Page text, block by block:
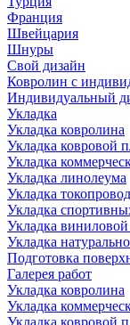
Франция
Швейцария
Шнуры
Свой дизайн
Ковролин с
Индивидуальный
Укладка
Укладка ковролина
Укладка ковровой
Укладка
Укладка линолеума
Укладка
Укладка
Укладка
Укладка
Подготовка
Галерея работ
Укладка ковролина
Укладка
Укладка ковровой